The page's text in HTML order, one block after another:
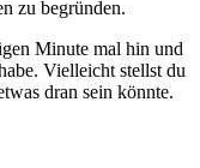
zu begründen.
Minute mal hin und
Vielleicht stellst du
dran sein könnte.